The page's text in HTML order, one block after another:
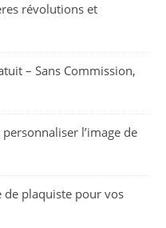
révolutions et
– Sans Commission,
l’image de
plaquiste pour vos